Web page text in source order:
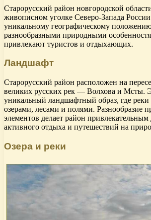
Старорусский район новгородской
живописном уголке Северо-Запада
уникальному географическому
разнообразными природными
привлекают туристов и отдыхающих.
Ландшафт
Старорусский район расположен на
великих русских рек — Волхова и Мсты.
уникальный ландшафтный образ, где реки
озерами, лесами и полями. Разнообразие
элементов делает район
активного отдыха и путешествий на
Озера и реки